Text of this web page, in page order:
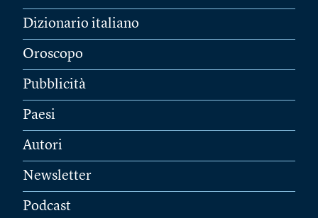
Dizionario italiano
Oroscopo
Pubblicità
Paesi
Autori
Newsletter
Podcast